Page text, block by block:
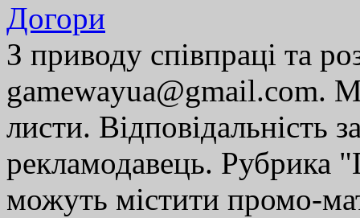
Догори
З приводу співпраці та
gamewayua@gmail.com.
листи. Відповідальність
рекламодавець. Рубрика
можуть містити промо-